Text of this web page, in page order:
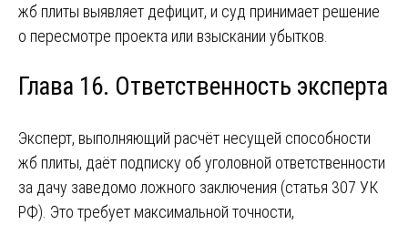
жб плиты выявляет дефицит, и суд принимает решение
о пересмотре проекта или взыскании убытков.
Глава 16. Ответственность эксперта
Эксперт, выполняющий расчёт несущей способности
жб плиты, даёт подписку об уголовной ответственности
за дачу заведомо ложного заключения (статья 307 УК
РФ). Это требует максимальной точности,